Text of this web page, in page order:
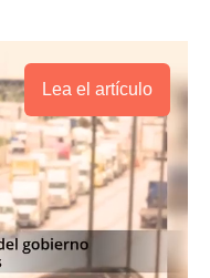
Lea el artículo